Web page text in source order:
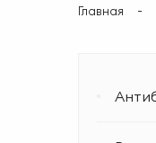
Главная